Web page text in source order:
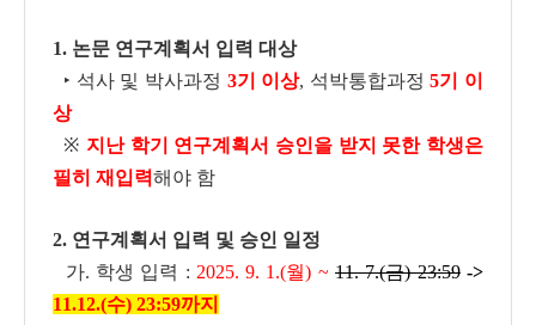
1. 논문 연구계획서 입력 대상
‣ 석사 및 박사과정 3기 이상, 석박통합과정5기 이
상
※ 지난 학기 연구계획서 승인을 받지 못한 학생은
필히 재입력해야 함
2. 연구계획서 입력 및 승인 일정
가. 학생 입력 : 2025. 9. 1.(월) ~11. 7.(금) 23:59 ->
11.12.(수) 23:59까지